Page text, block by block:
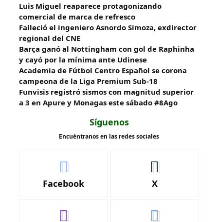
Luis Miguel reaparece protagonizando
comercial de marca de refresco
Falleció el ingeniero Asnordo Simoza, exdirector
regional del CNE
Barça ganó al Nottingham con gol de Raphinha
y cayó por la mínima ante Udinese
Academia de Fútbol Centro Español se corona
campeona de la Liga Premium Sub-18
Funvisis registró sismos con magnitud superior
a 3 en Apure y Monagas este sábado #8Ago
Síguenos
Encuéntranos en las redes sociales
Facebook X